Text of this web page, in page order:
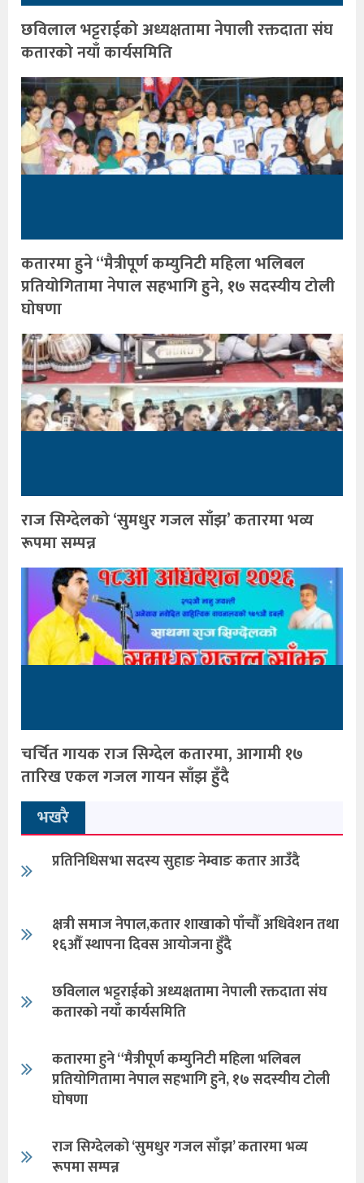
छविलाल भट्टराईको अध्यक्षतामा नेपाली रक्तदाता संघ
कतारको नयाँ कार्यसमिति
कतारमा हुने “मैत्रीपूर्ण कम्युनिटी महिला भलिबल
प्रतियोगितामा नेपाल सहभागि हुने, १७ सदस्यीय टोली
घोषणा
राज सिग्देलको ‘सुमधुर गजल साँझ’ कतारमा भव्य
रूपमा सम्पन्न
चर्चित गायक राज सिग्देल कतारमा, आगामी १७
तारिख एकल गजल गायन साँझ हुँदै
भखरै
प्रतिनिधिसभा सदस्य सुहाङ नेम्वाङ कतार आउँदै
क्षत्री समाज नेपाल,कतार शाखाको पाँचौँ अधिवेशन तथा
१६औँ स्थापना दिवस आयोजना हुँदै
छविलाल भट्टराईको अध्यक्षतामा नेपाली रक्तदाता संघ
कतारको नयाँ कार्यसमिति
कतारमा हुने “मैत्रीपूर्ण कम्युनिटी महिला भलिबल
प्रतियोगितामा नेपाल सहभागि हुने, १७ सदस्यीय टोली
घोषणा
राज सिग्देलको ‘सुमधुर गजल साँझ’ कतारमा भव्य
रूपमा सम्पन्न